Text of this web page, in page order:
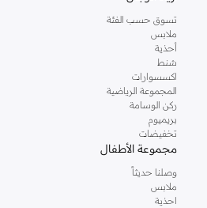
تسوق حسب الفئة
ملابس
أحذية
شنط
اكسسوارات
المجموعة الرياضية
ركن الوسامة
بريميوم
تخفيضات
مجموعة الأطفال
وصلنا حديثاً
ملابس
احذية